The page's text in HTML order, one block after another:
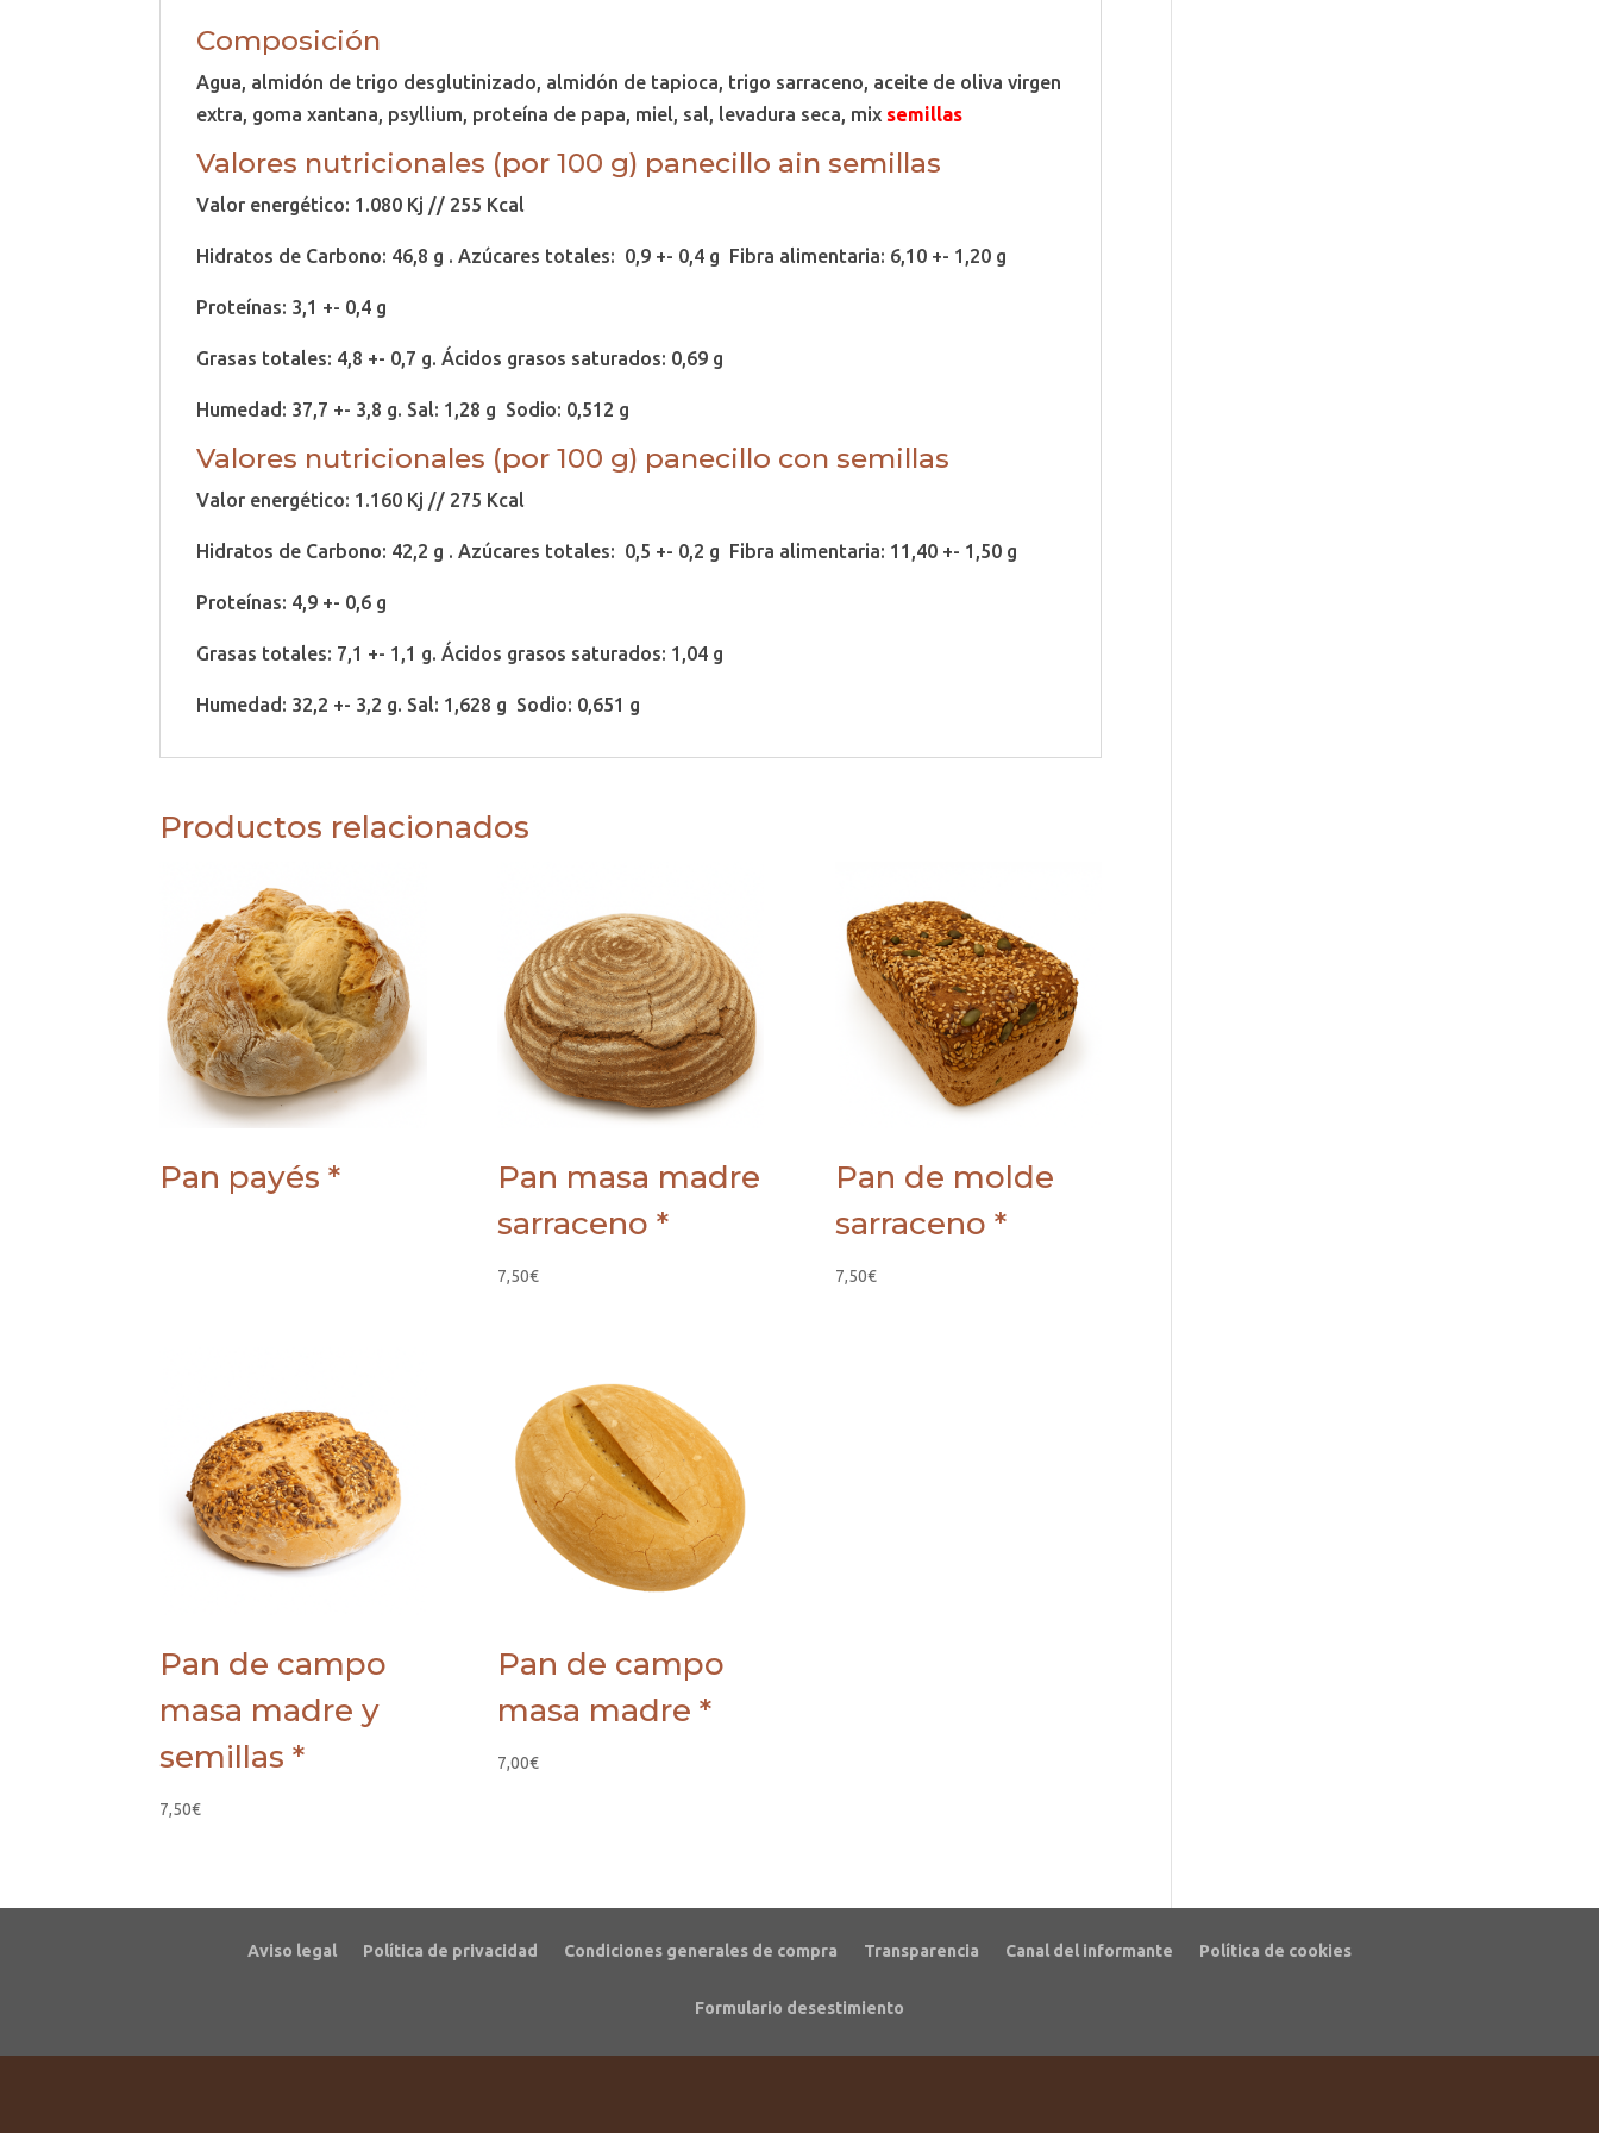
Composición
Agua, almidón de trigo desglutinizado, almidón de tapioca, trigo sarraceno, aceite de oliva virgen
extra, goma xantana, psyllium, proteína de papa, miel, sal, levadura seca, mix semillas
Valores nutricionales (por 100 g) panecillo ain semillas
Valor energético: 1.080 Kj // 255 Kcal
Hidratos de Carbono: 46,8 g . Azúcares totales: 0,9 +- 0,4 g Fibra alimentaria: 6,10 +- 1,20 g
Proteínas: 3,1 +- 0,4 g
Grasas totales: 4,8 +- 0,7 g. Ácidos grasos saturados: 0,69 g
Humedad: 37,7 +- 3,8 g. Sal: 1,28 g Sodio: 0,512 g
Valores nutricionales (por 100 g) panecillo con semillas
Valor energético: 1.160 Kj // 275 Kcal
Hidratos de Carbono: 42,2 g . Azúcares totales: 0,5 +- 0,2 g Fibra alimentaria: 11,40 +- 1,50 g
Proteínas: 4,9 +- 0,6 g
Grasas totales: 7,1 +- 1,1 g. Ácidos grasos saturados: 1,04 g
Humedad: 32,2 +- 3,2 g. Sal: 1,628 g Sodio: 0,651 g
Productos relacionados
Pan payés *
Pan masa madre
sarraceno *
7,50€
Pan de molde
sarraceno *
7,50€
Pan de campo
masa madre y
semillas *
7,50€
Pan de campo
masa madre *
7,00€
Aviso legal Política de privacidad Condiciones generales de compra Transparencia Canal del informante Política de cookies
Formulario desestimiento